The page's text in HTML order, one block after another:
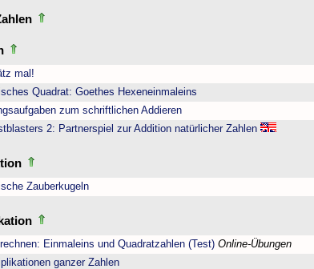
mal!
Quadrat: Goethes Hexeneinmaleins
zum schriftlichen Addieren
2: Partnerspiel zur Addition natürlicher Zahlen
Zauberkugeln
Einmaleins und Quadratzahlen (Test) Online-Übungen
ganzer Zahlen